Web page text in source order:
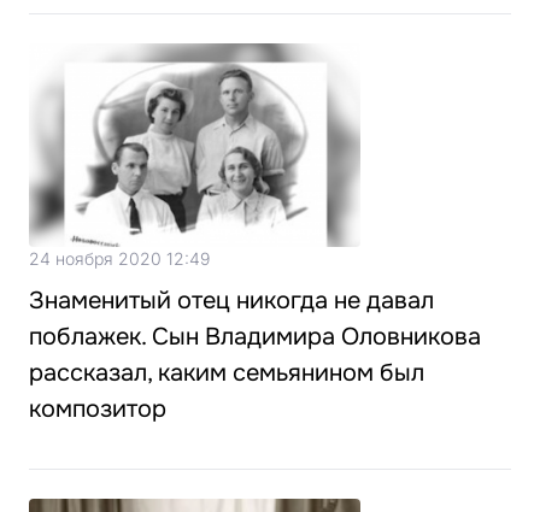
24 ноября 2020 12:49
Знаменитый отец никогда не давал
поблажек. Сын Владимира Оловникова
рассказал, каким семьянином был
композитор